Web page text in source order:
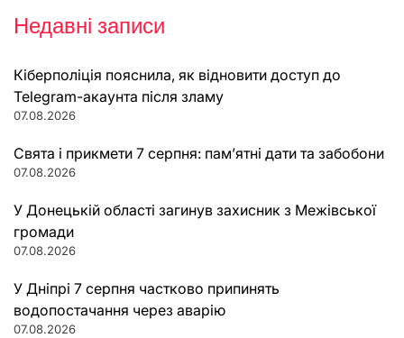
Недавні записи
Кіберполіція пояснила, як відновити доступ до
Telegram-акаунта після зламу
07.08.2026
Свята і прикмети 7 серпня: пам’ятні дати та забобони
07.08.2026
У Донецькій області загинув захисник з Межівської
громади
07.08.2026
У Дніпрі 7 серпня частково припинять
водопостачання через аварію
07.08.2026